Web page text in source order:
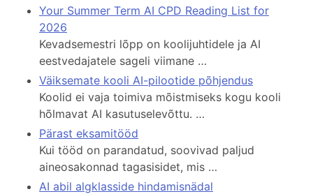
Your Summer Term AI CPD Reading List for
2026
Kevadsemestri lõpp on koolijuhtidele ja AI
eestvedajatele sageli viimane …
Väiksemate kooli AI-pilootide põhjendus
Koolid ei vaja toimiva mõistmiseks kogu kooli
hõlmavat AI kasutuselevõttu. …
Pärast eksamitööd
Kui tööd on parandatud, soovivad paljud
aineosakonnad tagasisidet, mis …
AI abil algklasside hindamisnädal